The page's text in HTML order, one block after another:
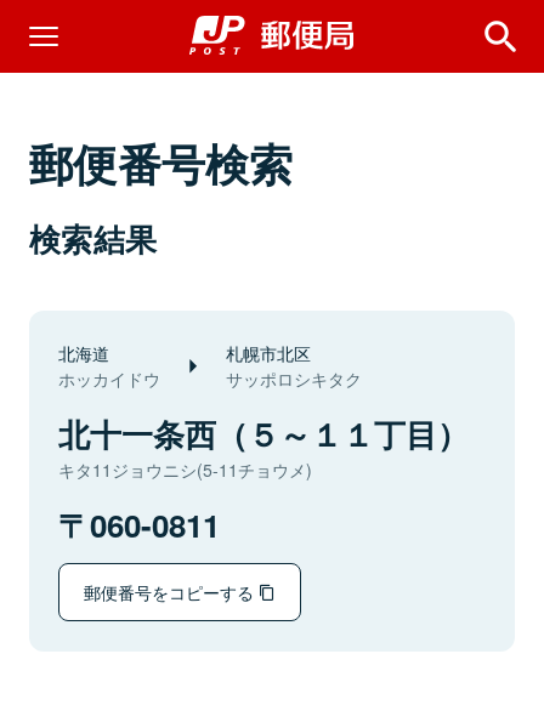
郵便番号検索
検索結果
北海道
ホッカイドウ
札幌市北区
サッポロシキタク
北十一条西（５～１１丁目）
キタ11ジョウニシ(5-11チョウメ)
060-0811
郵便番号をコピーする